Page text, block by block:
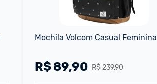
Mochila Volcom Casual Feminina
R$ 239,90
R$89,90